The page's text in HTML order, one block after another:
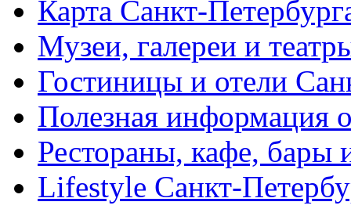
Карта Санкт-
Музеи, галереи и
Гостиницы и отели
Полезная информация
Рестораны, кафе, бары
Lifestyle Санкт-